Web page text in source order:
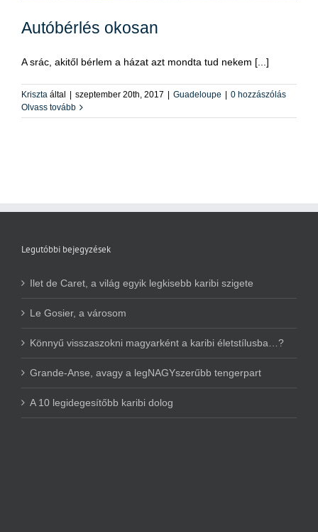
Autóbérlés okosan
A srác, akitől bérlem a házat azt mondta tud nekem [...]
Kriszta által | szeptember 20th, 2017 | Guadeloupe | 0 hozzászólás
Olvass tovább
Legutóbbi bejegyzések
Ilet de Caret, a világ egyik legkisebb karibi szigete
Le Gosier, a városom
Könnyű visszaszokni magyarként a karibi életstílusba…?
Grande-Anse, avagy a legNAGYszerűbb tengerpart
A 10 legidegesítőbb karibi dolog